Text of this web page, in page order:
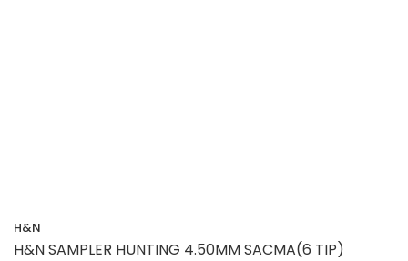
H&N
H&N SAMPLER HUNTING 4.50MM SACMA(6 TIP)